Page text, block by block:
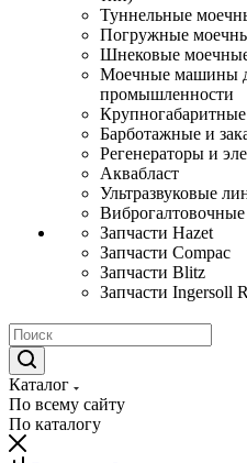
Туннельные
Погружные
Шнековые
Моечные машины
промышленности
Барботажные и
Регенераторы и
Аквабласт
Ультразвуковые
Виброгалтовочные
Запчасти Hazet
Запчасти Compac
Запчасти Blitz
Запчасти Ingersoll
Каталог
По всему сайту
По каталогу